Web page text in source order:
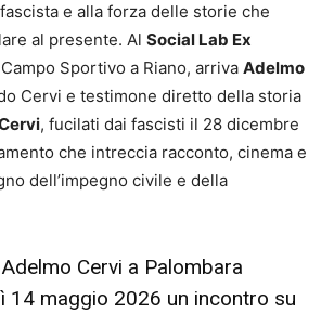
e alla forza delle storie che
al presente. Al Social Lab Ex
Sportivo a Riano, arriva Adelmo
Cervi e testimone diretto della storia
, fucilati dai fascisti il 28 dicembre
che intreccia racconto, cinema e
dell’impegno civile e della
Cervi a Palombara
14 maggio 2026 un incontro su